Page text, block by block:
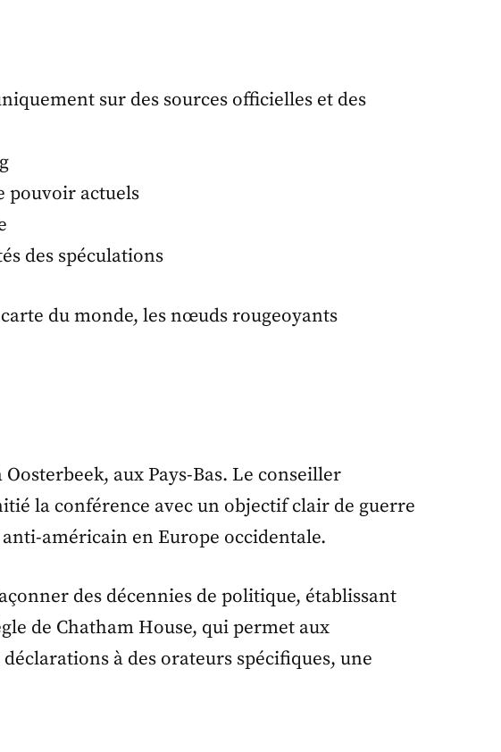
sur des sources officielles et des
pouvoir actuels
des spéculations
aux Pays-Bas. Le conseiller
la conférence avec un objectif clair de guerre
américain en Europe occidentale.
des décennies de politique, établissant
de Chatham House, qui permet aux
à des orateurs spécifiques, une